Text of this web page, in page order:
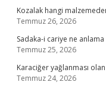
Kozalak hangi
Temmuz 26, 2026
Sadaka-i cariye ne anlama
Temmuz 25, 2026
Karaciğer yağlanması
Temmuz 24, 2026